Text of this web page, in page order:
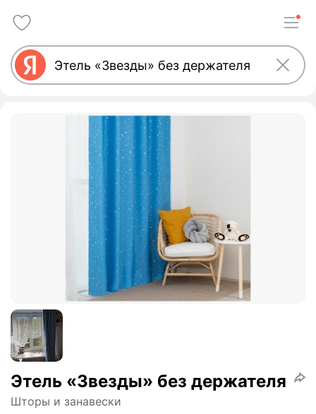
Этель «Звезды» без держателя
Шторы и занавески